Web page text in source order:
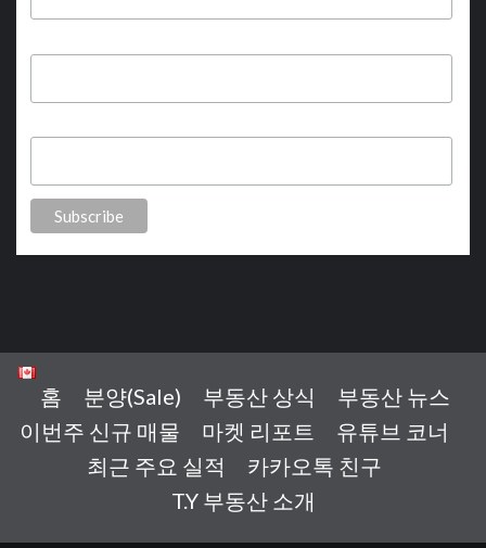
홈 분양(Sale) 부동산 상식
부동산 뉴스
이번주 신규 매물
마켓 리포트
유튜브 코너
최근 주요 실적
카카오톡 친구
T.Y 부동산 소개